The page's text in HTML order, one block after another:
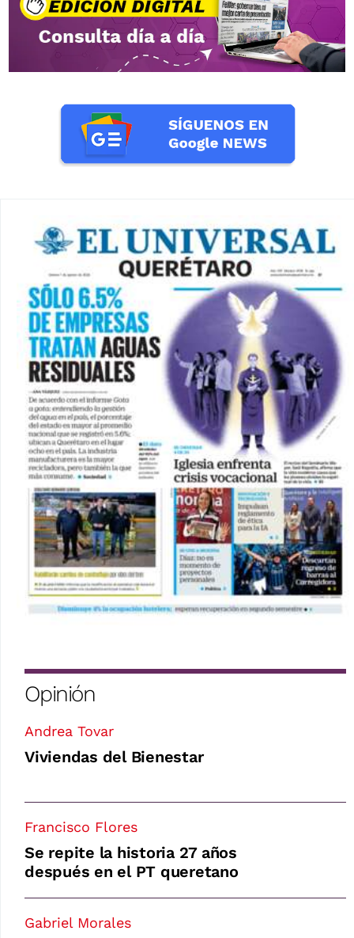
Opinión
Andrea Tovar
Viviendas del Bienestar
Francisco Flores
Se repite la historia 27 años
después en el PT queretano
Gabriel Morales